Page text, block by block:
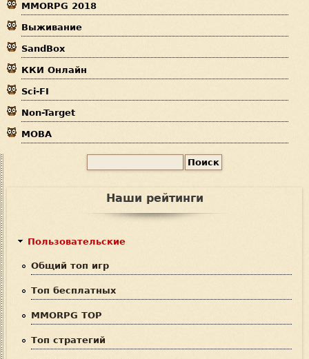
MMORPG 2018
Выживание
SandBox
ККИ Онлайн
Sci-FI
Non-Target
MOBA
Наши рейтинги
Пользовательские
Общий топ игр
Топ бесплатных
MMORPG TOP
Топ стратегий